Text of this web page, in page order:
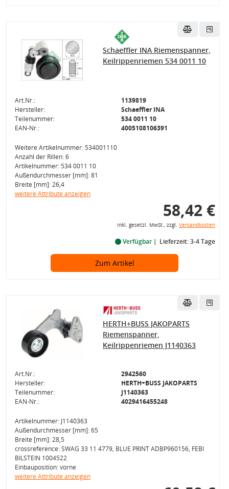
Schaeffler INA Riemenspanner,
Keilrippenriemen 534 0011 10
Art.Nr.:
1139819
Hersteller:
Schaeffler INA
Teilenummer:
534 0011 10
EAN-Nr.:
4005108106391
Weitere Artikelnummer: 534001110
Anzahl der Rillen: 6
Artikelnummer: 534 0011 10
Außendurchmesser [mm]: 81
Breite [mm]: 26,4
weitere Attribute anzeigen
58,42 €
inkl. gesetzl. MwSt., zzgl. Versandkosten
Verfügbar Lieferzeit: 3-4 Tage
Zum Artikel
HERTH+BUSS JAKOPARTS
Riemenspanner,
Keilrippenriemen J1140363
Art.Nr.:
2942560
Hersteller:
HERTH+BUSS JAKOPARTS
Teilenummer:
J1140363
EAN-Nr.:
4029416455248
Artikelnummer: J1140363
Außendurchmesser [mm]: 65
Breite [mm]: 28,5
crossreference: SWAG 33 11 4779, BLUE PRINT ADBP960156, FEBI
BILSTEIN 1004522
Einbauposition: vorne
weitere Attribute anzeigen